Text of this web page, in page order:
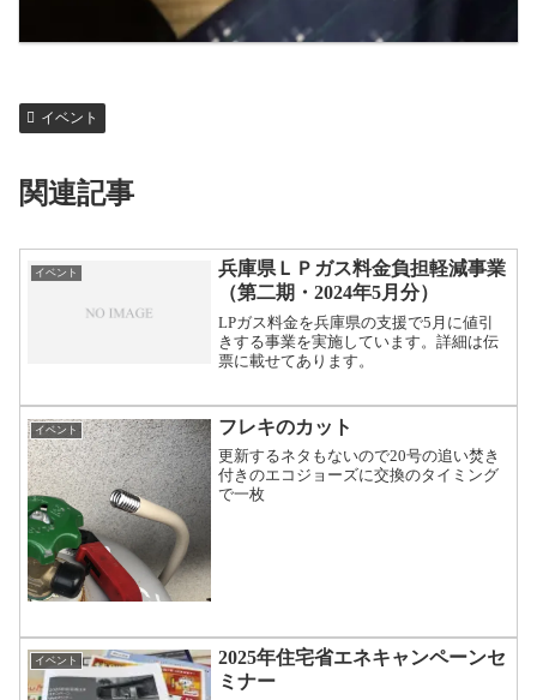
イベント
関連記事
イベント
兵庫県ＬＰガス料金負担軽減事業
（第二期・2024年5月分）
LPガス料金を兵庫県の支援で5月に値引
きする事業を実施しています。詳細は伝
票に載せてあります。
イベント フレキのカット
更新するネタもないので20号の追い焚き
付きのエコジョーズに交換のタイミング
で一枚
イベント
2025年住宅省エネキャンペーンセ
ミナー